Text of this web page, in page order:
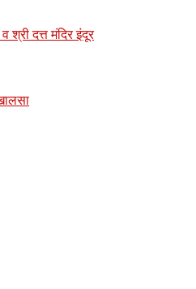
श्री दत्त मंदिर इंदूर